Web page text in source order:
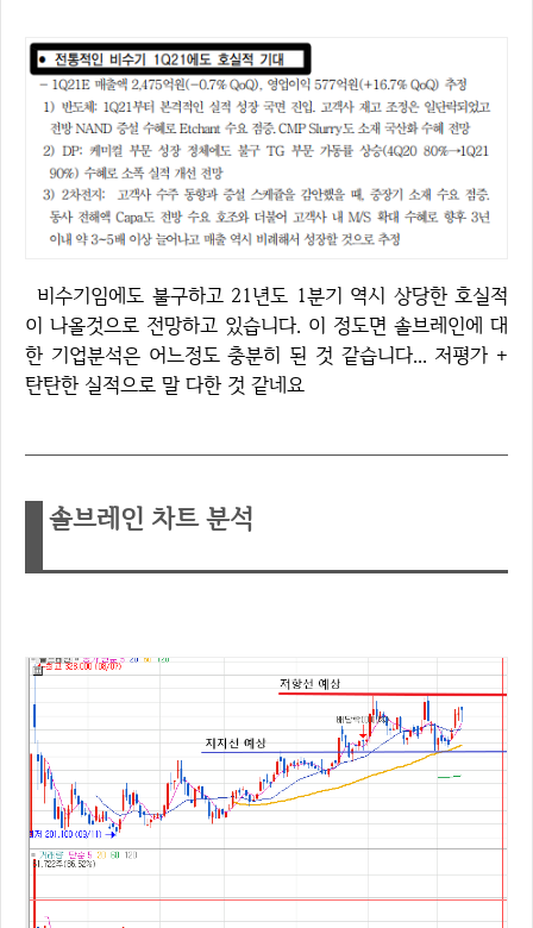
비수기임에도 불구하고 21년도 1분기 역시 상당한 호실적
이 나올것으로 전망하고 있습니다. 이 정도면 솔브레인에 대
한 기업분석은 어느정도 충분히 된 것 같습니다... 저평가 +
탄탄한 실적으로 말 다한 것 같네요
솔브레인 차트 분석